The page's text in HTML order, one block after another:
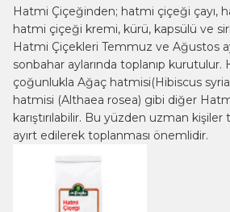
Hatmi Çiçeğinden; hatmi çiçeği çayı,
hatmi çiçeği kremi, kürü, kapsülü ve
Hatmi Çiçekleri Temmuz ve Ağustos
sonbahar aylarında toplanıp kurutulur.
çoğunlukla Ağaç hatmisi(Hibiscus
hatmisi (Althaea rosea) gibi diğer
karıştırılabilir. Bu yüzden uzman kişiler
ayırt edilerek toplanması önemlidir.